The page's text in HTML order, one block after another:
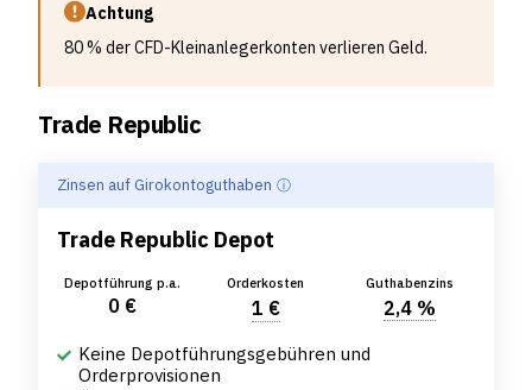
Achtung
80 % der CFD-Kleinanlegerkonten verlieren Geld.
Trade Republic
Zinsen auf Girokontoguthaben
Trade Republic Depot
Depotführung p.a.
0 €
Orderkosten
1 €
Guthabenzins
2,4 %
Keine Depotführungsgebühren und
Orderprovisionen